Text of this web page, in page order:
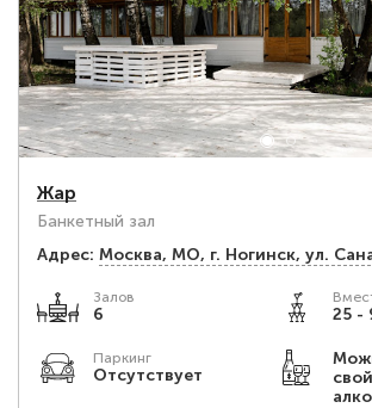
Жар
Банкетный зал
Адрес: Москва, МО, г. Ногинск, ул.
Залов
6 25 -
Паркинг
Отсутствует
свой